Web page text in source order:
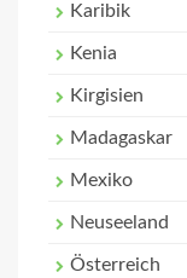
Karibik
Kenia
Kirgisien
Madagaskar
Mexiko
Neuseeland
Österreich